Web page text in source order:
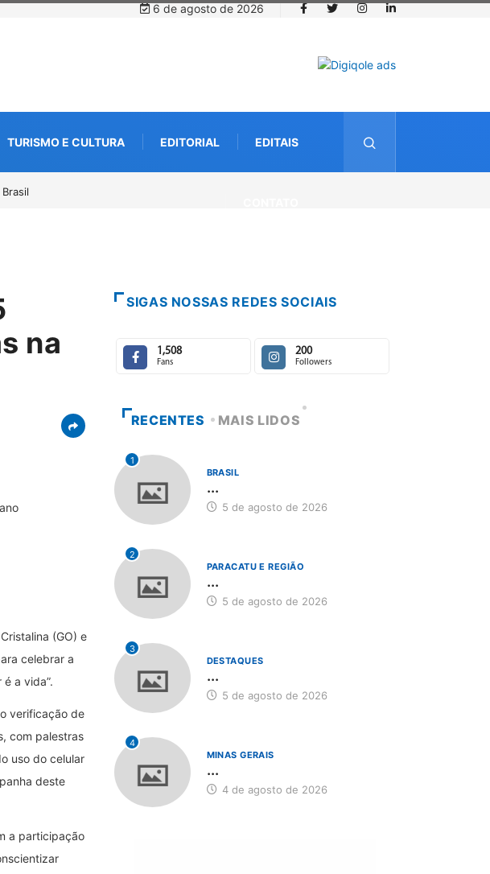
6 de agosto de 2026
TURISMO E CULTURA EDITORIAL EDITAIS
na
(GO) e
celebrar a
a vida”.
verificação de
com palestras
uso do celular
deste
a participação
SIGAS NOSSAS REDES SOCIAIS
1,508
Fans
200
Followers
RECENTES MAIS LIDOS
1
BRASIL
...
5 de agosto de 2026
2
PARACATU E REGIÃO
...
5 de agosto de 2026
3
DESTAQUES
...
5 de agosto de 2026
4
MINAS GERAIS
...
4 de agosto de 2026